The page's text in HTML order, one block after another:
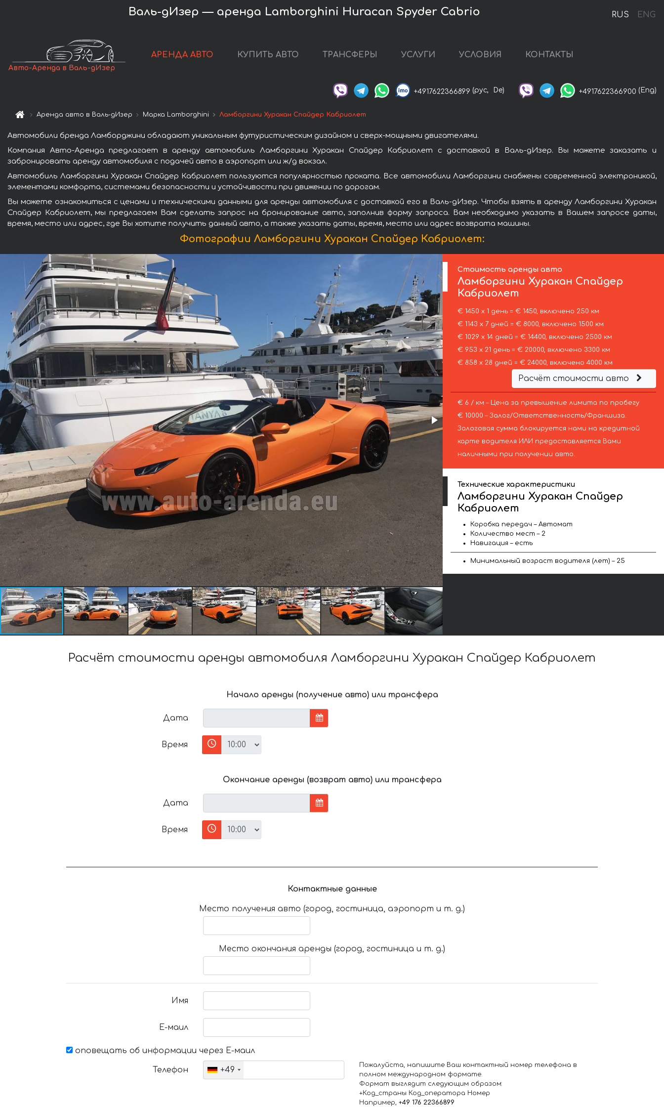
RUS ENG
Валь-дИзер — аренда Lamborghini Huracan Spyder Cabrio
Авто-Аренда в Валь-дИзер
АРЕНДА АВТО КУПИТЬ АВТО ТРАНСФЕРЫ УСЛУГИ УСЛОВИЯ КОНТАКТЫ
+4917622366899 (рус, De) +4917622366900 (Eng)
Аренда авто в Валь-дИзер Марка Lamborghini Ламборгини Хуракан Спайдер Кабриолет
Автомобили бренда Ламборджини обладают уникальным футуристическим дизайном и сверх-мощными двигателями.
Компания Авто-Аренда предлагает в аренду автомобиль Ламборгини Хуракан Спайдер Кабриолет с доставкой в Валь-дИзер. Вы можете заказать и
забронировать аренду автомобиля с подачей авто в аэропорт или ж/д вокзал.
Автомобиль Ламборгини Хуракан Спайдер Кабриолет пользуются популярностью проката. Все автомобили Ламборгини снабжены современной электроникой,
элементами комфорта, системами безопасности и устойчивости при движении по дорогам.
Вы можете ознакомиться с ценами и техническими данными для аренды автомобиля с доставкой его в Валь-дИзер. Чтобы взять в аренду Ламборгини Хуракан
Спайдер Кабриолет, мы предлагаем Вам сделать запрос на бронирование авто, заполнив форму запроса. Вам необходимо указать в Вашем запросе даты,
время, место или адрес, где Вы хотите получить данный авто, а также указать даты, время, место или адрес возврата машины.
Фотографии Ламборгини Хуракан Спайдер Кабриолет:
Стоимость аренды авто
Ламборгини Хуракан Спайдер
Кабриолет
€ 1450 х 1 день = € 1450, включено 250 км
€ 1143 х 7 дней = € 8000, включено 1500 км
€ 1029 х 14 дней = € 14400, включено 2500 км
€ 953 х 21 день = € 20000, включено 3300 км
€ 858 х 28 дней = € 24000, включено 4000 км
Расчёт стоимости авто
€ 6 / км – Цена за превышение лимита по пробегу
€ 10000 – Залог/Ответственность/Франшиза.
Залоговая сумма блокируется нами на кредитной
карте водителя ИЛИ предоставляется Вами
наличными при получении авто.
Технические характеристики
Ламборгини Хуракан Спайдер
Кабриолет
Коробка передач – Автомат
Количество мест – 2
Навигация – есть
Минимальный возраст водителя (лет) – 25
Расчёт стоимости аренды автомобиля Ламборгини Хуракан Спайдер Кабриолет
Начало аренды (получение авто) или трансфера
Дата
Время
Окончание аренды (возврат авто) или трансфера
Дата
Время
Контактные данные
Место получения авто (город, гостиница, аэропорт и т. д.)
Место окончания аренды (город, гостиница и т. д.)
Имя
Е-маил
оповещать об информации через Е-маил
Телефон +49
Пожалуйста, напишите Ваш контактный номер телефона в
полном международном формате.
Формат выглядит следующим образом:
+Код_страны Код_оператора Номер
Например, +49 176 22366899